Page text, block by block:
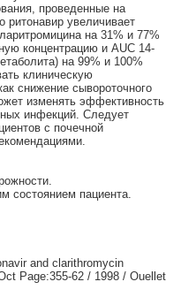
проведенные на
ритонавир увеличивает
на 31% и 77%
концентрацию и AUC 14-
на 99% и 100%
клиническую
снижение сывороточного
изменять эффективность
инфекций. Следует
с почечной
состоянием пациента.
and clarithromycin
Page:355-62 / 1998 / Ouellet